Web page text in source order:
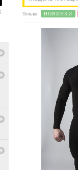
Только: НОВИНКИ